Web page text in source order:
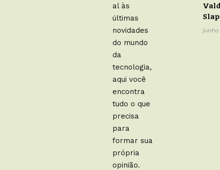
al às
últimas
novidades
do mundo
da
tecnologia,
aqui você
encontra
tudo o que
precisa
para
formar sua
própria
opinião.
junho